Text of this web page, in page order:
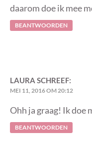
daarom doe ik mee
BEANTWOORDEN
LAURA SCHREEF:
MEI 11, 2016 OM 20:12
Ohh ja graag! Ik doe
BEANTWOORDEN